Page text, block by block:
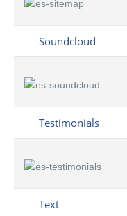
Soundcloud
Testimonials
Text